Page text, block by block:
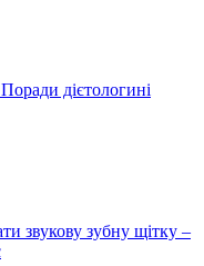
дієтологині
звукову зубну щітку –